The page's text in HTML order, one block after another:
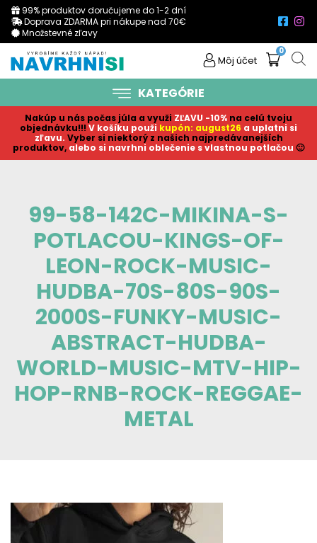
99% produktov doručujeme do 1-2 dní
Doprava ZDARMA pri nákupe nad 70€
Množstevné zľavy
Môj účet
0
KATEGÓRIE
Nakúp u nás počas júla a využi ZĽAVU -10% na celú tvoju
objednávku!!! V košíku použi kupón: august26 a uplatni si
zľavu. Vyber si niektorý z našich najpredávanejších
produktov, alebo si navrhni oblečenie s vlastnou potlačou 🙂
99-58-142C-MIKINA-S-
POTLACOU-KINGS-OF-
LEON-ROCK-MUSIC-
HUDBA-70S-80S-90S-
2000S-FUNKY-MUSIC-
ABSTRACT-HUDBA-
WORLD-MUSIC-MTV-HIP-
HOP-RNB-ROCK-REGGAE-
METAL